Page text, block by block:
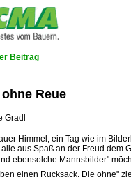
Beitrag
Reue
Gradl
Himmel, ein Tag wie im
aus Spaß an der Freud dem
ebensolche Mannsbilder"
einen Rucksack. Die ohne"